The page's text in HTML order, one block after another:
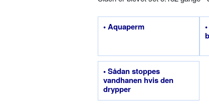
• Aquaperm
• Sådan stoppes
vandhanen hvis den
drypper